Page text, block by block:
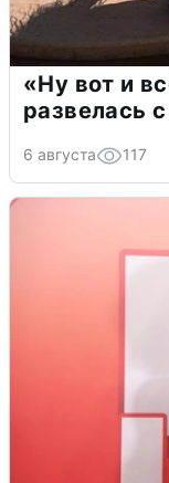
«Ну вот и
развелась
6 августа 117